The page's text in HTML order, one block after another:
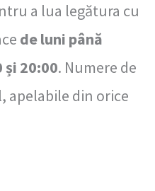
a lua legătura cu
de luni până
20:00. Numere de
apelabile din orice